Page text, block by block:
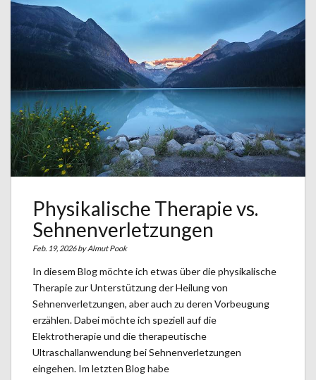
Physikalische Therapie vs.
Sehnenverletzungen
Feb. 19, 2026 byAlmut Pook
In diesem Blog möchte ich etwas über die physikalische
Therapie zur Unterstützung der Heilung von
Sehnenverletzungen, aber auch zu deren Vorbeugung
erzählen. Dabei möchte ich speziell auf die
Elektrotherapie und die therapeutische
Ultraschallanwendung bei Sehnenverletzungen
eingehen. Im letzten Blog habe